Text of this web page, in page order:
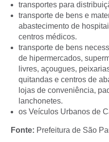
transportes para
transporte de bens e
abastecimento de
centros médicos.
transporte de bens
de hipermercados,
livres, açougues,
quitandas e centros de
lojas de conveniência,
lanchonetes.
os Veículos Urbanos de
Fonte: Prefeitura de São